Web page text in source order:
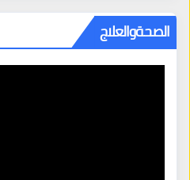
الصحةوالعلاج